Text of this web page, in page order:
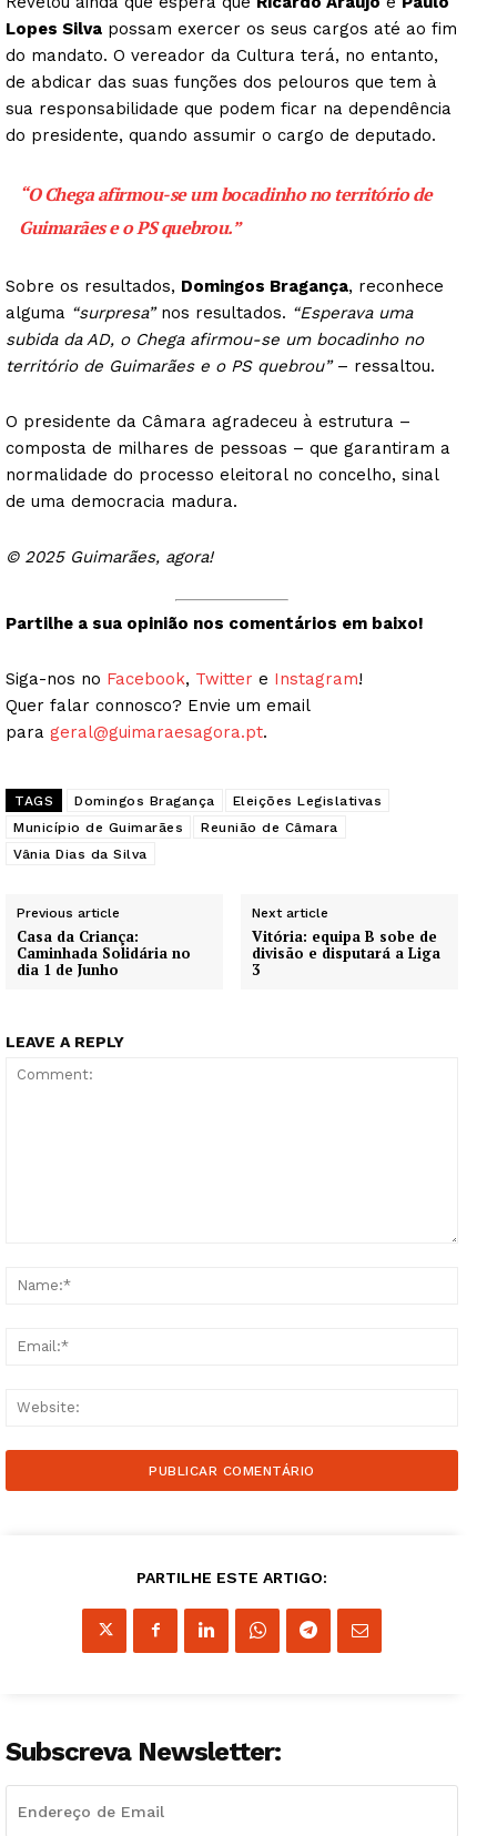
Institucional
Artigos
Edição Digital
Publicidade
Quero ser Assinante
Lopes Silva possam exercer os seus cargos até ao fim
do mandato. O vereador da Cultura terá, no entanto,
de abdicar das suas funções dos pelouros que tem à
sua responsabilidade que podem ficar na dependência
do presidente, quando assumir o cargo de deputado.
“O Chega afirmou-se um bocadinho no território de
Guimarães e o PS quebrou.”
Sobre os resultados, Domingos Bragança, reconhece
alguma “surpresa”nos resultados. “Esperava uma
subida da AD, o Chega afirmou-se um bocadinho no
território de Guimarães e o PS quebrou”– ressaltou.
O presidente da Câmara agradeceu à estrutura –
composta de milhares de pessoas – que garantiram a
normalidade do processo eleitoral no concelho, sinal
de uma democracia madura.
© 2025 Guimarães, agora!
Partilhe a sua opinião nos comentários em baixo!
Siga-nos no Facebook, Twitter e Instagram!
Quer falar connosco? Envie um email
para geral@guimaraesagora.pt.
TAGS Domingos Bragança
Eleições Legislativas
Município de Guimarães
Reunião de Câmara
Vânia Dias da Silva
Previous article
Casa da Criança:
Caminhada Solidária no
dia 1 de Junho
Next article
Vitória: equipa B sobe de
divisão e disputará a Liga
3
LEAVE A REPLY
PARTILHE ESTE ARTIGO:
Subscreva Newsletter: